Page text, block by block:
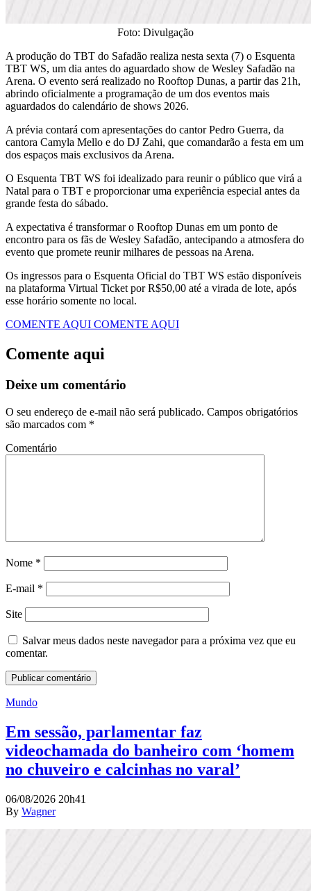
Foto: Divulgação
​A produção do TBT do Safadão realiza nesta sexta (7) o Esquenta
TBT WS, um dia antes do aguardado show de Wesley Safadão na
Arena. O evento será realizado no Rooftop Dunas, a partir das 21h,
abrindo oficialmente a programação de um dos eventos mais
aguardados do calendário de shows 2026.
​A prévia contará com apresentações do cantor Pedro Guerra, da
cantora Camyla Mello e do DJ Zahi, que comandarão a festa em um
dos espaços mais exclusivos da Arena.
​O Esquenta TBT WS foi idealizado para reunir o público que virá a
Natal para o TBT e proporcionar uma experiência especial antes da
grande festa do sábado.
A expectativa é transformar o Rooftop Dunas em um ponto de
encontro para os fãs de Wesley Safadão, antecipando a atmosfera do
evento que promete reunir milhares de pessoas na Arena.
​Os ingressos para o Esquenta Oficial do TBT WS estão disponíveis
na plataforma Virtual Ticket por R$50,00 até a virada de lote, após
esse horário somente no local.
COMENTE AQUI COMENTE AQUI
Comente aqui
Deixe um comentário
O seu endereço de e-mail não será publicado. Campos obrigatórios
são marcados com *
Comentário
Nome *
E-mail *
Site
Salvar meus dados neste navegador para a próxima vez que eu
comentar.
Mundo
Em sessão, parlamentar faz
videochamada do banheiro com ‘homem
no chuveiro e calcinhas no varal’
06/08/2026 20h41
By Wagner